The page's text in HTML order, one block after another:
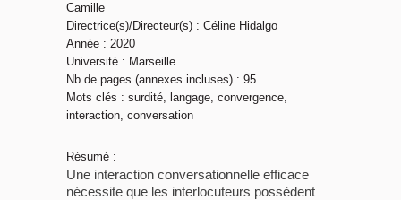
Camille
Directrice(s)/Directeur(s) : Céline Hidalgo
Année : 2020
Université : Marseille
Nb de pages (annexes incluses) : 95
Mots clés : surdité, langage, convergence,
interaction, conversation
Résumé :
Une interaction conversationnelle efficace
nécessite que les interlocuteurs possèdent